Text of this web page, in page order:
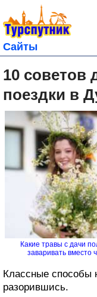
Сайты
10 советов
поездки в
Какие травы с дачи
заваривать вместо
Классные способы
разорившись.